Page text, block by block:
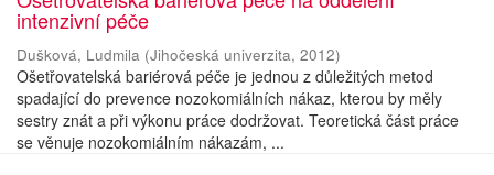
intenzivní péče
Dušková, Ludmila (Jihočeská univerzita, 2012)
Ošetřovatelská bariérová péče je jednou z důležitých metod
spadající do prevence nozokomiálních nákaz, kterou by měly
sestry znát a při výkonu práce dodržovat. Teoretická část práce
se věnuje nozokomiálním nákazám, ...